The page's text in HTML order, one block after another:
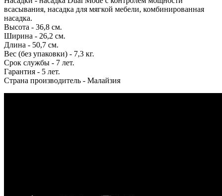
всасывания, насадка для мягкой мебели, комбинированная
насадка.
Высота - 36,8 см.
Ширина - 26,2 см.
Длина - 50,7 см.
Вес (без упаковки) - 7,3 кг.
Срок службы - 7 лет.
Гарантия - 5 лет.
Страна производитель - Малайзия